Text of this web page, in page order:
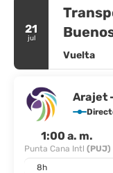
21
jul
Vuelta
Arajet
1:00 a. m.
Punta Cana Intl (PUJ)
8h